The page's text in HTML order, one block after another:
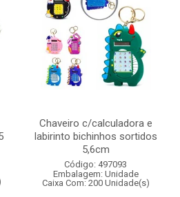
Chaveiro c/calculadora e
labirinto bichinhos sortidos
5,6cm
Código: 497093
Embalagem: Unidade
Caixa Com: 200 Unidade(s)